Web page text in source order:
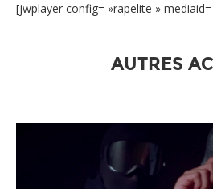
[jwplayer config= »rapelite » mediaid=
AUTRES